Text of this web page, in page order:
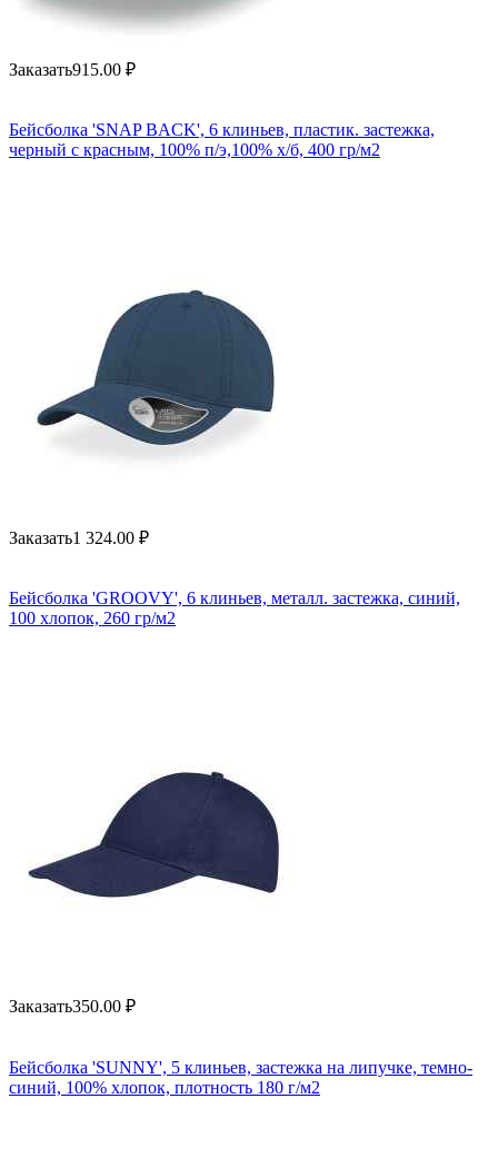
Заказать915.00 ₽
Бейсболка 'SNAP BACK', 6 клиньев, пластик. застежка,
черный с красным, 100% п/э,100% х/б, 400 гр/м2
Заказать1 324.00 ₽
Бейсболка 'GROOVY', 6 клиньев, металл. застежка, синий,
100 хлопок, 260 гр/м2
Заказать350.00 ₽
Бейсболка 'SUNNY', 5 клиньев, застежка на липучке, темно-
синий, 100% хлопок, плотность 180 г/м2